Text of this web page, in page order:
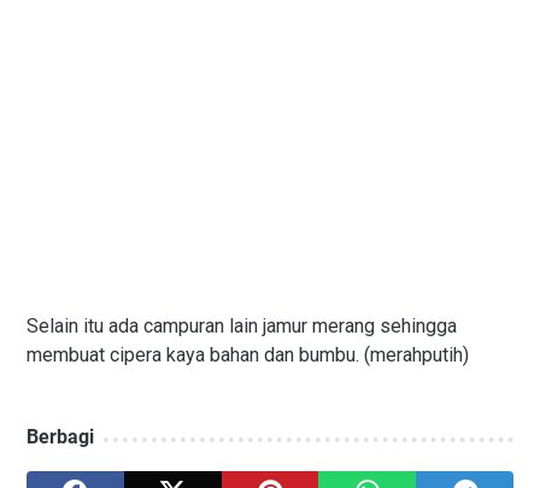
Selain itu ada campuran lain jamur merang sehingga
membuat cipera kaya bahan dan bumbu. (merahputih)
Berbagi